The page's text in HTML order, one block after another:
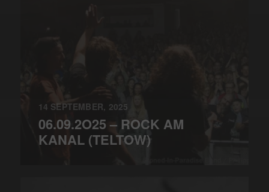
14 SEPTEMBER, 2025
06.09.2O25 – ROCK AM
KANAL (TELTOW)